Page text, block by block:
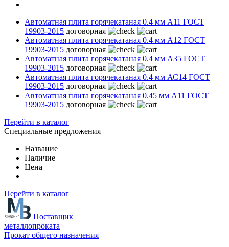
Автоматная плита горячекатаная 0.4 мм А11 ГОСТ
19903-2015 договорная
Автоматная плита горячекатаная 0.4 мм А12 ГОСТ
19903-2015 договорная
Автоматная плита горячекатаная 0.4 мм А35 ГОСТ
19903-2015 договорная
Автоматная плита горячекатаная 0.4 мм АС14 ГОСТ
19903-2015 договорная
Автоматная плита горячекатаная 0.45 мм А11 ГОСТ
19903-2015 договорная
Перейти в каталог
Специальные предложения
Название
Наличие
Цена
Перейти в каталог
Поставщик
металлопроката
Прокат общего назначения